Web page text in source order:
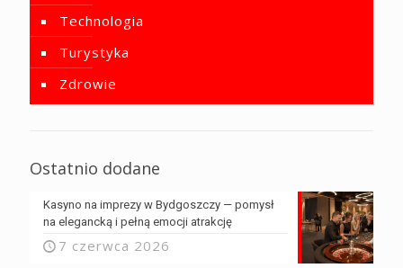
Technologia
Turystyka
Zdrowie
Ostatnio dodane
Kasyno na imprezy w Bydgoszczy — pomysł
na elegancką i pełną emocji atrakcję
7 czerwca 2026